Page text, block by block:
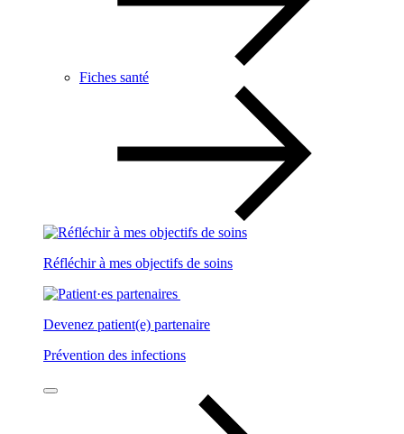
Fiches santé
Réfléchir à mes objectifs de soins
Devenez patient(e) partenaire
Prévention des infections